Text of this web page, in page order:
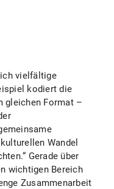
vielfältige
kodiert die
gleichen Format –
Wandel
Gerade über
wichtigen Bereich
Zusammenarbeit